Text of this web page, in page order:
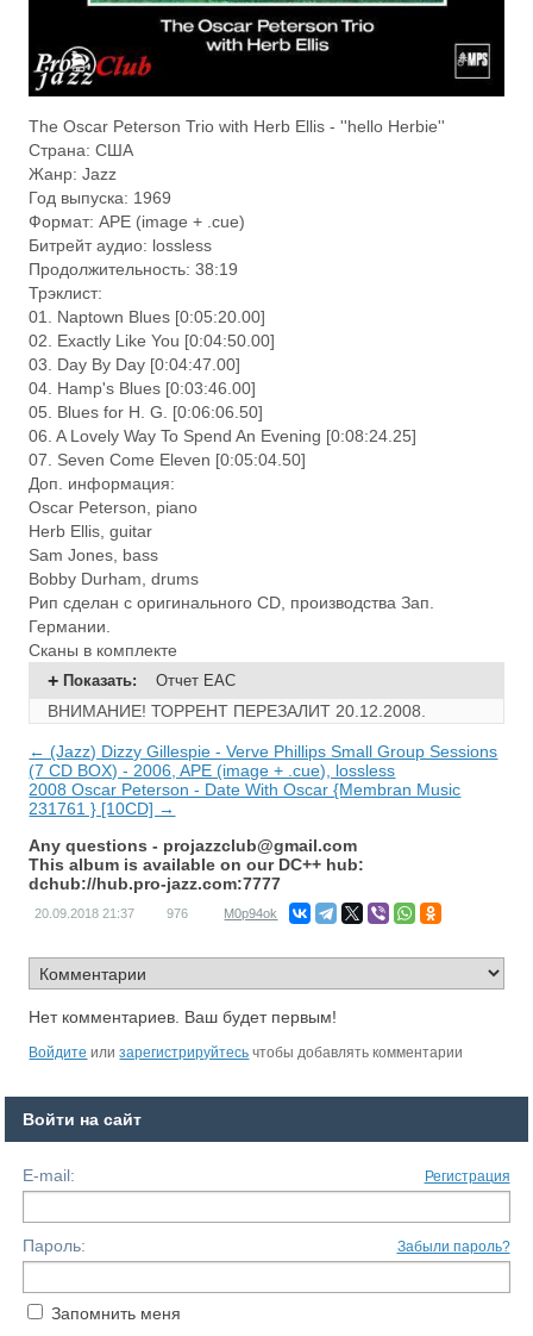
The Oscar Peterson Trio with Herb Ellis - ''hello Herbie''
Страна: США
Жанр: Jazz
Год выпуска: 1969
Формат: APE (image + .cue)
Битрейт аудио: lossless
Продолжительность: 38:19
Трэклист:
01. Naptown Blues [0:05:20.00]
02. Exactly Like You [0:04:50.00]
03. Day By Day [0:04:47.00]
04. Hamp's Blues [0:03:46.00]
05. Blues for H. G. [0:06:06.50]
06. A Lovely Way To Spend An Evening [0:08:24.25]
07. Seven Come Eleven [0:05:04.50]
Доп. информация:
Oscar Peterson, piano
Herb Ellis, guitar
Sam Jones, bass
Bobby Durham, drums
Рип сделан с оригинального CD, производства Зап.
Германии.
Сканы в комплекте
Показать: Отчет EAC
ВНИМАНИЕ! ТОРРЕНТ ПЕРЕЗАЛИТ 20.12.2008.
← (Jazz) Dizzy Gillespie - Verve Phillips Small Group Sessions
(7 CD BOX) - 2006, APE (image + .cue), lossless
2008 Oscar Peterson - Date With Oscar {Membran Music
231761 } [10CD] →
Any questions - projazzclub@gmail.com
This album is available on our DC++ hub:
dchub://hub.pro-jazz.com:7777
20.09.2018 21:37 976 M0p94ok
Нет комментариев. Ваш будет первым!
Войдите илизарегистрируйтесь чтобы добавлять комментарии
Войти на сайт
E-mail: Регистрация
Пароль: Забыли пароль?
Запомнить меня